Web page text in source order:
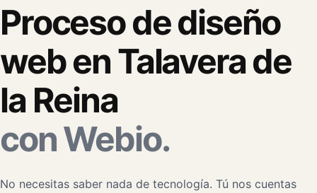
Proceso de diseño
web en Talavera de
la Reina
con Webio.
No necesitas saber nada de tecnología. Tú nos cuentas